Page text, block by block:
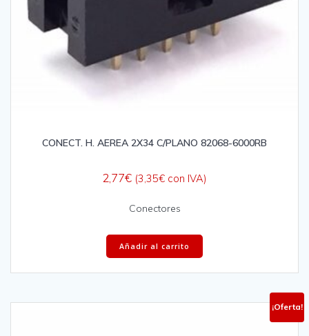
CONECT. H. AEREA 2X34 C/PLANO 82068-6000RB
2,77€ (3,35€ con IVA)
Conectores
Añadir al carrito
¡Oferta!